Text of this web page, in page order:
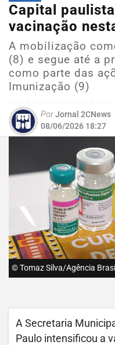
Capital
vacinação
A mobilização
(8) e segue até a
como parte das
Imunização (9)
PorJornal 2CNews
08/06/2026 18:27
© Tomaz Silva/Agência Brasil
A Secretaria
Paulo intensificou a